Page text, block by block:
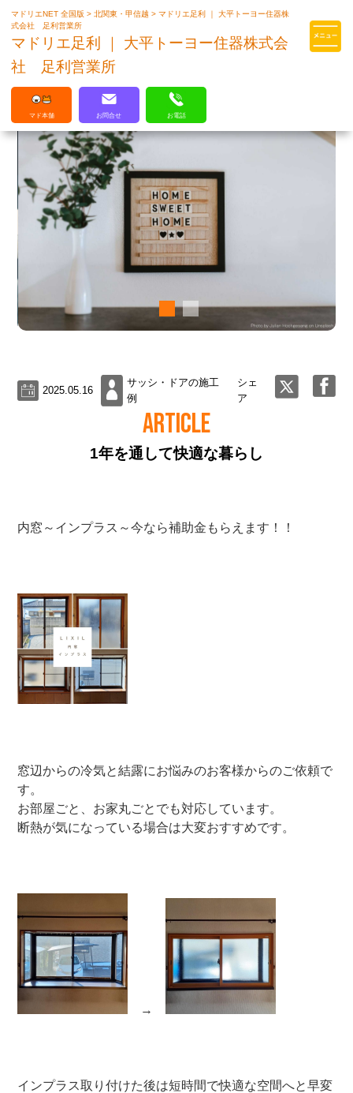
マドリエはLIXILの厳しい基準を
マドリエNET 全国版>北関東・甲信越>マドリエ足利 ｜ 大平トーヨー住器株
式会社 足利営業所
マドリエ足利 ｜ 大平トーヨー住器株式会
社 足利営業所
マド本舗 お問合せ お電話
2025.05.16
サッシ・ドアの施工
例
シェ
ア
ARTICLE
1年を通して快適な暮らし